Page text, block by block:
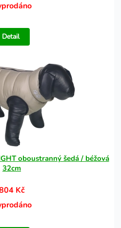
Detail
oboustranný šedá / béžová
32cm
Kč